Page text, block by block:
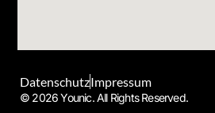
© 2026 Younic. All Rights Reserved.
DatenschutzImpressum